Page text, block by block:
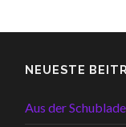
NEUESTE
Aus der Schublade